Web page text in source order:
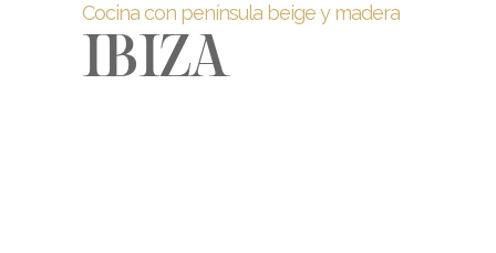
Cocina con península beige y madera
IBIZA